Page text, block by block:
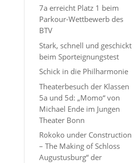
7a erreicht Platz 1 beim
Parkour-Wettbewerb des
BTV
Stark, schnell und geschickt
beim Sporteignungstest
Schick in die Philharmonie
Theaterbesuch der Klassen
5a und 5d: „Momo“ von
Michael Ende im Jungen
Theater Bonn
Rokoko under Construction
– The Making of Schloss
Augustusburg“ der